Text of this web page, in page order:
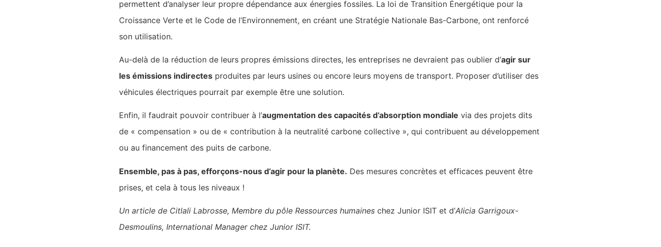
permettent d’analyser leur propre dépendance aux énergies fossiles. La loi de Transition Énergétique pour la
Croissance Verte et le Code de l’Environnement, en créant une Stratégie Nationale Bas-Carbone, ont renforcé
son utilisation.
Au-delà de la réduction de leurs propres émissions directes, les entreprises ne devraient pas oublier d’agir sur
les émissions indirectes produites par leurs usines ou encore leurs moyens de transport. Proposer d’utiliser des
véhicules électriques pourrait par exemple être une solution.
Enfin, il faudrait pouvoir contribuer à l’augmentation des capacités d’absorption mondiale via des projets dits
de « compensation » ou de « contribution à la neutralité carbone collective », qui contribuent au développement
ou au financement des puits de carbone.
Ensemble, pas à pas, efforçons-nous d’agir pour la planète. Des mesures concrètes et efficaces peuvent être
prises, et cela à tous les niveaux !
Un article de Citlali Labrosse, Membre du pôle Ressources humaines chez Junior ISIT et d’Alicia Garrigoux-
Desmoulins, International Manager chez Junior ISIT.